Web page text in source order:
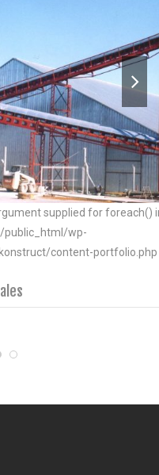
foreach() in
on line 57